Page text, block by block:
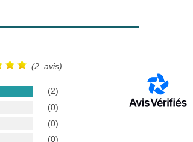
(2 avis)
(2)
(0)
(0)
(0)